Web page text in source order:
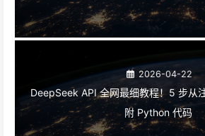
2026-04-22
DeepSeek API 全网最细教程！5 步从
附 Python 代码